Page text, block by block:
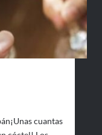
cuantas